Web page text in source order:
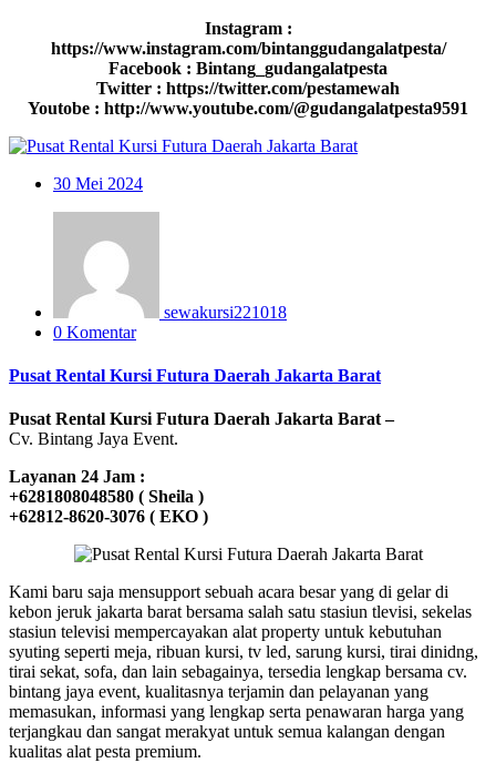
Instagram :
https://www.instagram.com/bintanggudangalatpesta/
Facebook : Bintang_gudangalatpesta
Twitter : https://twitter.com/pestamewah
Youtobe : http://www.youtube.com/@gudangalatpesta9591
30 Mei 2024
sewakursi221018
0 Komentar
Pusat Rental Kursi Futura Daerah Jakarta Barat
Pusat Rental Kursi Futura Daerah Jakarta Barat –
Cv. Bintang Jaya Event.
Layanan 24 Jam :
+6281808048580 ( Sheila )
+62812-8620-3076 ( EKO )
Kami baru saja mensupport sebuah acara besar yang di gelar di
kebon jeruk jakarta barat bersama salah satu stasiun tlevisi, sekelas
stasiun televisi mempercayakan alat property untuk kebutuhan
syuting seperti meja, ribuan kursi, tv led, sarung kursi, tirai dinidng,
tirai sekat, sofa, dan lain sebagainya, tersedia lengkap bersama cv.
bintang jaya event, kualitasnya terjamin dan pelayanan yang
memasukan, informasi yang lengkap serta penawaran harga yang
terjangkau dan sangat merakyat untuk semua kalangan dengan
kualitas alat pesta premium.